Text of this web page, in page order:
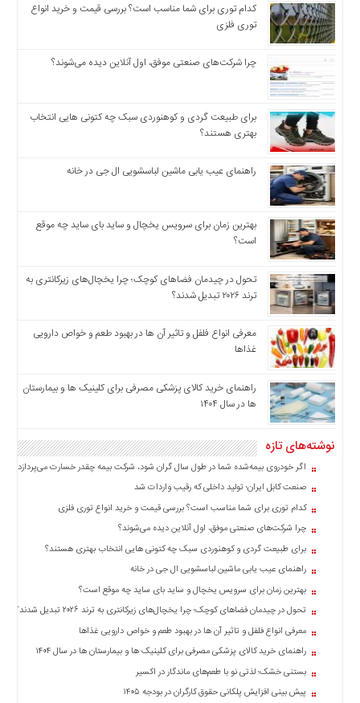
اخبار
جدید
حوادث
اخبار
سیاسی
اخبار
فرهنگی
دسترسی
سریع
صفحه
اصلی
اقتصادی
اخبار
ایران
اخبار
المللی
اخبار
اقتصادی
اخبار
کدام توری برای شما مناسب است؟ بررسی قیمت و خرید انواع
توری فلزی
چرا شرکت‌های صنعتی موفق، اول آنلاین دیده می‌شوند؟
برای طبیعت گردی و کوهنوردی سبک چه کتونی هایی انتخاب
بهتری هستند؟
راهنمای عیب یابی ماشین لباسشویی ال جی در خانه
بهترین زمان برای سرویس یخچال و ساید بای ساید چه موقع
است؟
تحول در چیدمان فضاهای کوچک؛ چرا یخچال‌های زیرکانتری به
ترند ۲۰۲۶ تبدیل شدند؟
معرفی انواع فلفل و تاثیر آن ‌ها در بهبود طعم و خواص دارویی
غذاها
راهنمای خرید کالای پزشکی مصرفی برای کلینیک ها و بیمارستان
ها در سال ۱۴۰۴
نوشته‌های تازه
اگر خودروی بیمه‌شده شما در طول سال گران شود، شرکت بیمه چقدر خسارت می‌پردازد؟
صنعت کابل ایران؛ تولید داخلی که رقیب واردات شد
کدام توری برای شما مناسب است؟ بررسی قیمت و خرید انواع توری فلزی
چرا شرکت‌های صنعتی موفق، اول آنلاین دیده می‌شوند؟
برای طبیعت گردی و کوهنوردی سبک چه کتونی هایی انتخاب بهتری هستند؟
راهنمای عیب یابی ماشین لباسشویی ال جی در خانه
بهترین زمان برای سرویس یخچال و ساید بای ساید چه موقع است؟
تحول در چیدمان فضاهای کوچک؛ چرا یخچال‌های زیرکانتری به ترند ۲۰۲۶ تبدیل شدند؟
معرفی انواع فلفل و تاثیر آن ‌ها در بهبود طعم و خواص دارویی غذاها
راهنمای خرید کالای پزشکی مصرفی برای کلینیک ها و بیمارستان ها در سال ۱۴۰۴
بستنی خشک؛ لذتی نو با طعم‌های ماندگار در اکسیر
پیش بینی افزایش پلکانی حقوق کارگران در بودجه ۱۴۰۵